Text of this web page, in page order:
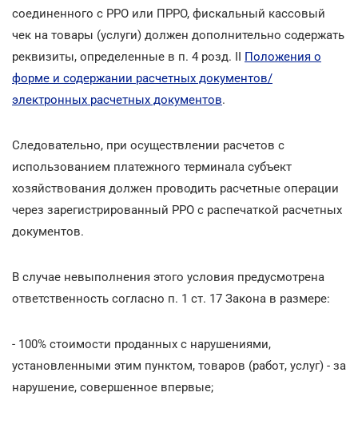
соединенного с РРО или ПРРО, фискальный кассовый
чек на товары (услуги) должен дополнительно содержать
реквизиты, определенные в п. 4 розд. II Положения о
форме и содержании расчетных документов/
электронных расчетных документов.
Следовательно, при осуществлении расчетов с
использованием платежного терминала субъект
хозяйствования должен проводить расчетные операции
через зарегистрированный РРО с распечаткой расчетных
документов.
В случае невыполнения этого условия предусмотрена
ответственность согласно п. 1 ст. 17 Закона в размере:
- 100% стоимости проданных с нарушениями,
установленными этим пунктом, товаров (работ, услуг) - за
нарушение, совершенное впервые;